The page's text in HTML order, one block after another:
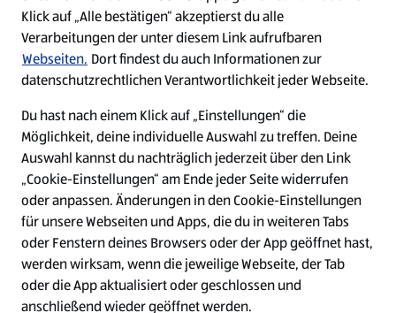
W
i
r
d
a
u
f
W
i
r
d
a
u
f
W
i
r
d
a
u
f
W
i
r
d
a
Cookie - Liste
Datenschutz
Klick auf „Alle bestätigen“ akzeptierst du alle
Verarbeitungen der unter diesem Link aufrufbaren
Webseiten. Dort findest du auch Informationen zur
datenschutzrechtlichen Verantwortlichkeit jeder Webseite.
Du hast nach einem Klick auf „Einstellungen“ die
Möglichkeit, deine individuelle Auswahl zu treffen. Deine
Auswahl kannst du nachträglich jederzeit über den Link
„Cookie-Einstellungen“ am Ende jeder Seite widerrufen
oder anpassen. Änderungen in den Cookie-Einstellungen
für unsere Webseiten und Apps, die du in weiteren Tabs
oder Fenstern deines Browsers oder der App geöffnet hast,
werden wirksam, wenn die jeweilige Webseite, der Tab
oder die App aktualisiert oder geschlossen und
anschließend wieder geöffnet werden.